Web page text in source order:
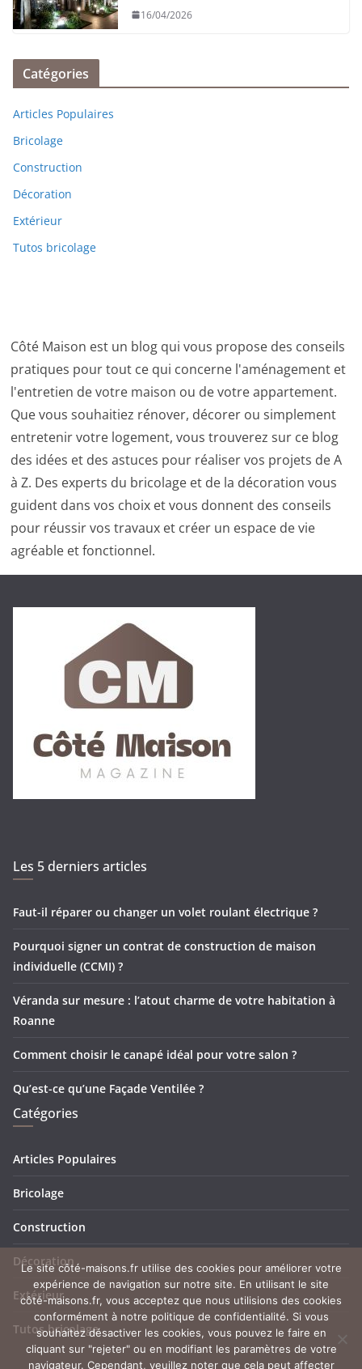
16/04/2026
Catégories
Articles Populaires
Bricolage
Construction
Décoration
Extérieur
Tutos bricolage
Côté Maison est un blog qui vous propose des conseils
pratiques pour tout ce qui concerne l'aménagement et
l'entretien de votre maison ou de votre appartement.
Que vous souhaitiez rénover, décorer ou simplement
entretenir votre logement, vous trouverez sur ce blog
des idées et des astuces pour réaliser vos projets de A
à Z. Des experts du bricolage et de la décoration vous
guident dans vos choix et vous donnent des conseils
pour réussir vos travaux et créer un espace de vie
agréable et fonctionnel.
Les 5 derniers articles
Faut-il réparer ou changer un volet roulant électrique ?
Pourquoi signer un contrat de construction de maison
individuelle (CCMI) ?
Véranda sur mesure : l’atout charme de votre habitation à
Roanne
Comment choisir le canapé idéal pour votre salon ?
Qu’est-ce qu’une Façade Ventilée ?
Catégories
Articles Populaires
Bricolage
Construction
Décoration
Extérieur
Tutos bricolage
Le site côté-maisons.fr utilise des cookies pour améliorer votre
expérience de navigation sur notre site. En utilisant le site
côté-maisons.fr, vous acceptez que nous utilisions des cookies
conformément à notre politique de confidentialité. Si vous
souhaitez désactiver les cookies, vous pouvez le faire en
cliquant sur "rejeter" ou en modifiant les paramètres de votre
navigateur. Cependant, veuillez noter que cela peut affecter